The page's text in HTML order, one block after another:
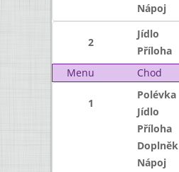
Nápoj
2
Jídlo
Příloha
Menu
Chod
1
Polévka
Jídlo
Příloha
Doplněk
Nápoj